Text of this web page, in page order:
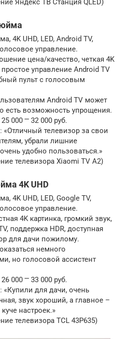
4K UHD, LED, Android TV,
управление.
цена/качество, четкая 4K
управление Android TV
пульт с голосовым
Android TV может
есть возможность упрощения.
000 ⎻ 32 000 руб.
телевизор за свои
убрали лишние
удобно пользоваться.»
телевизора Xiaomi TV A2)
4K UHD
4K UHD, LED, Google TV,
управление.
4K картинка, громкий звук,
поддержка HDR, доступная
для дачи пожилому.
немного
но голосовой ассистент
000 ⎻ 33 000 руб.
для дачи, очень
звук хороший, а главное –
настроек.»
телевизора TCL 43P635)